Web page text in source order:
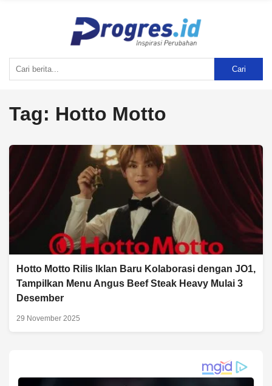
Cari
Tag: Hotto Motto
Hotto Motto Rilis Iklan Baru Kolaborasi dengan JO1,
Tampilkan Menu Angus Beef Steak Heavy Mulai 3
Desember
29 November 2025